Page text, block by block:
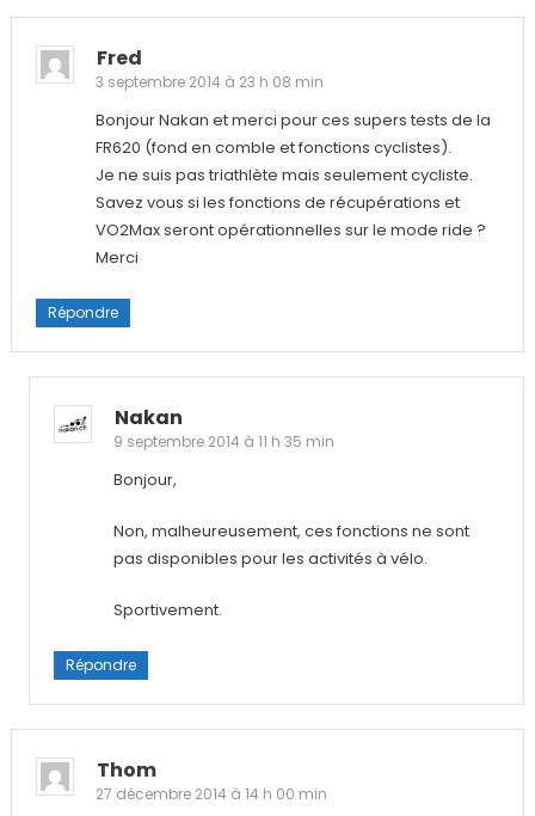
Fred
3 septembre 2014 à 23 h 08 min
Bonjour Nakan et merci pour ces supers tests de la
FR620 (fond en comble et fonctions cyclistes).
Je ne suis pas triathlète mais seulement cycliste.
Savez vous si les fonctions de récupérations et
VO2Max seront opérationnelles sur le mode ride ?
Merci
Répondre
Nakan
9 septembre 2014 à 11 h 35 min
Bonjour,
Non, malheureusement, ces fonctions ne sont
pas disponibles pour les activités à vélo.
Sportivement.
Répondre
Thom
27 décembre 2014 à 14 h 00 min